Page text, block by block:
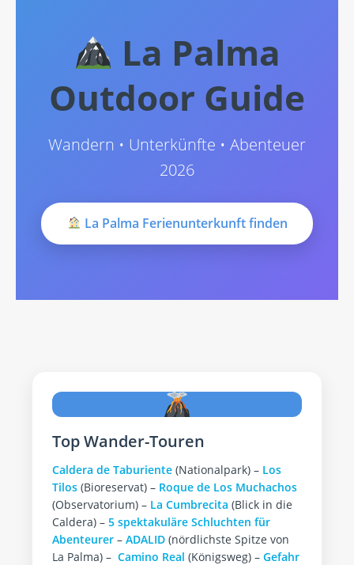
La Palma
Outdoor Guide
Wandern • Unterkünfte • Abenteuer
2026
La Palma Ferienunterkunft finden
Top Wander-Touren
Caldera de Taburiente (Nationalpark) – Los
Tilos (Bioreservat) – Roque de Los Muchachos
(Observatorium) – La Cumbrecita (Blick in die
Caldera) – 5 spektakuläre Schluchten für
Abenteurer – ADALID (nördlichste Spitze von
La Palma) – Camino Real (Königsweg) – Gefahr